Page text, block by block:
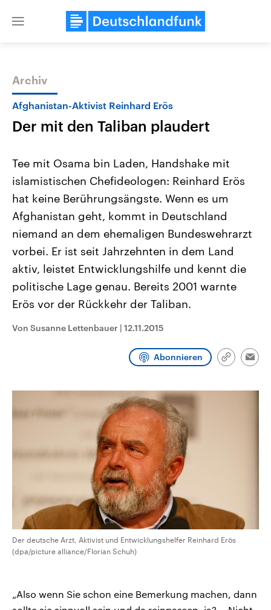
Close
Themen
Landtagswahl Sachsen-Anhalt
2026
Alle Informationen
Sachsen-Anhalt wählt am 6.
September 2026 einen neuen
Bundesland von einer Koalition aus
Umfragen, Prognosen,
Wahlprogramme, aktuelle Berichte
und Hintergründe zu den Parteien
Wahl.
USA
Aktuelle Beiträge,
Hintergründe
Wirtschaftlich und
gehören die Vereinigten
mit großem Einfluss auf
Sendungen Programm Podcasts
Archiv
Afghanistan-Aktivist Reinhard Erös
Der mit den Taliban plaudert
Tee mit Osama bin Laden, Handshake mit
islamistischen Chefideologen: Reinhard Erös
hat keine Berührungsängste. Wenn es um
Afghanistan geht, kommt in Deutschland
niemand an dem ehemaligen Bundeswehrarzt
vorbei. Er ist seit Jahrzehnten in dem Land
aktiv, leistet Entwicklungshilfe und kennt die
politische Lage genau. Bereits 2001 warnte
Erös vor der Rückkehr der Taliban.
Von Susanne Lettenbauer | 12.11.2015
Abonnieren
Link
Der deutsche Arzt, Aktivist und Entwicklungshelfer Reinhard Erös
(dpa/picture alliance/Florian Schuh)
„Also wenn Sie schon eine Bemerkung machen, dann